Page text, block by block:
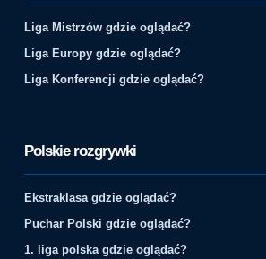
Liga Mistrzów gdzie oglądać?
Liga Europy gdzie oglądać?
Liga Konferencji gdzie oglądać?
Polskie rozgrywki
Ekstraklasa gdzie oglądać?
Puchar Polski gdzie oglądać?
1. liga polska gdzie oglądać?